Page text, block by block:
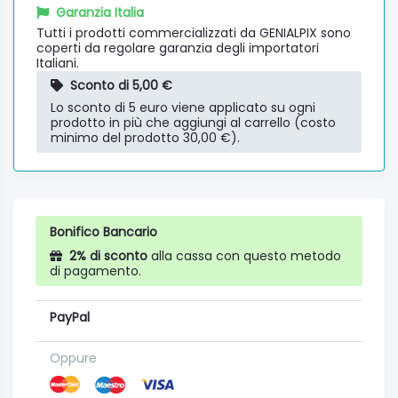
Garanzia Italia
Tutti i prodotti commercializzati da GENIALPIX sono
coperti da regolare garanzia degli importatori
Italiani.
Sconto di 5,00 €
Lo sconto di 5 euro viene applicato su ogni
prodotto in più che aggiungi al carrello (costo
minimo del prodotto 30,00 €).
Bonifico Bancario
2% di sconto alla cassa con questo metodo
di pagamento.
PayPal
Oppure